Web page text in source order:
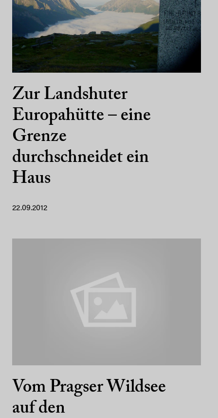
Zur Landshuter
Europahütte – eine
Grenze
durchschneidet ein
Haus
22.09.2012
Vom Pragser Wildsee
auf den